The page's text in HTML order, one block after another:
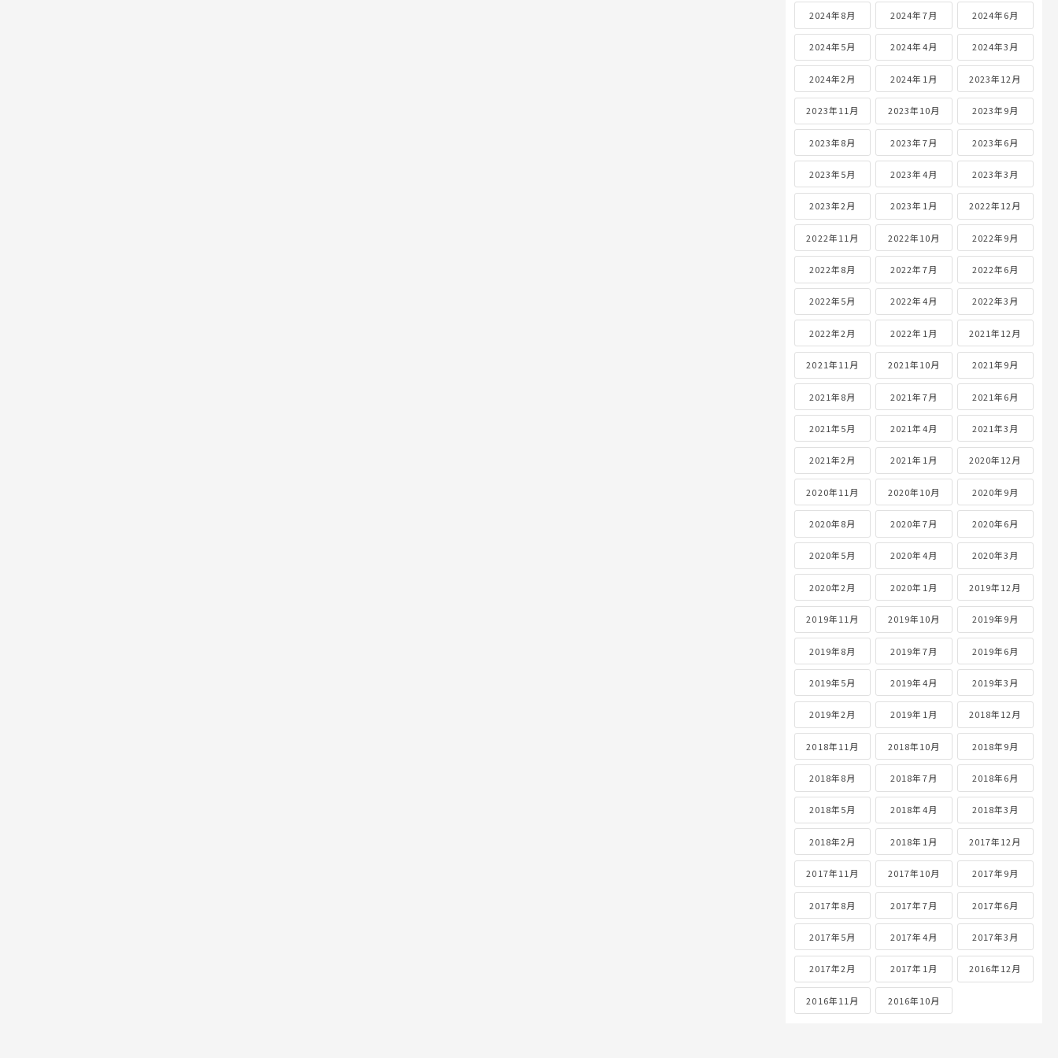
2024年8月 2024年7月 2024年6月
2024年5月 2024年4月 2024年3月
2024年2月 2024年1月 2023年12月
2023年11月 2023年10月 2023年9月
2023年8月 2023年7月 2023年6月
2023年5月 2023年4月 2023年3月
2023年2月 2023年1月 2022年12月
2022年11月 2022年10月 2022年9月
2022年8月 2022年7月 2022年6月
2022年5月 2022年4月 2022年3月
2022年2月 2022年1月 2021年12月
2021年11月 2021年10月 2021年9月
2021年8月 2021年7月 2021年6月
2021年5月 2021年4月 2021年3月
2021年2月 2021年1月 2020年12月
2020年11月 2020年10月 2020年9月
2020年8月 2020年7月 2020年6月
2020年5月 2020年4月 2020年3月
2020年2月 2020年1月 2019年12月
2019年11月 2019年10月 2019年9月
2019年8月 2019年7月 2019年6月
2019年5月 2019年4月 2019年3月
2019年2月 2019年1月 2018年12月
2018年11月 2018年10月 2018年9月
2018年8月 2018年7月 2018年6月
2018年5月 2018年4月 2018年3月
2018年2月 2018年1月 2017年12月
2017年11月 2017年10月 2017年9月
2017年8月 2017年7月 2017年6月
2017年5月 2017年4月 2017年3月
2017年2月 2017年1月 2016年12月
2016年11月 2016年10月